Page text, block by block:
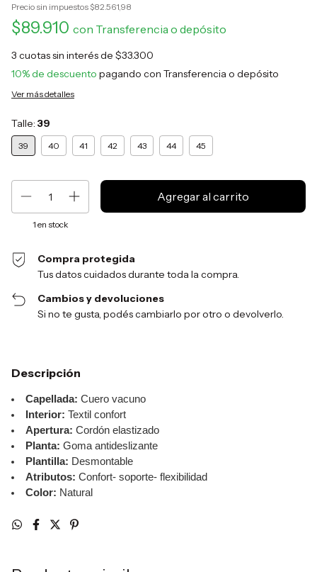
Precio sin impuestos$82.561,98
$89.910 con Transferencia o depósito
3 cuotas sin interés de $33.300
10% de descuento pagando con Transferencia o depósito
Ver más detalles
Talle: 39
39 40 41 42 43 44 45
1 en stock
Compra protegida
Tus datos cuidados durante toda la compra.
Cambios y devoluciones
Si no te gusta, podés cambiarlo por otro o devolverlo.
Descripción
Capellada: Cuero vacuno
Interior: Textil confort
Apertura: Cordón elastizado
Planta: Goma antideslizante
Plantilla: Desmontable
Atributos: Confort- soporte- flexibilidad
Color: Natural